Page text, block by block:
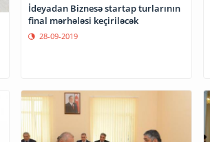
İdeyadan Biznesə startap turlarının
final mərhələsi keçiriləcək
28-09-2019